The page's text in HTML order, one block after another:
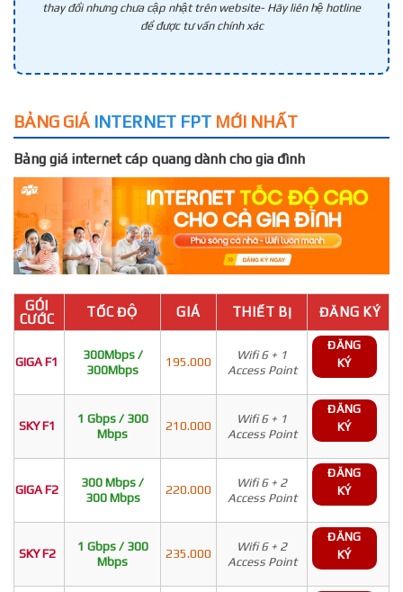
thay đổi nhưng chưa cập nhật trên website- Hãy liên hệ hotline
để được tư vấn chính xác
BẢNG GIÁ INTERNET FPT MỚI NHẤT
Bảng giá internet cáp quang dành cho gia đình
GÓI
CƯỚC
TỐC ĐỘ GIÁ THIẾT BỊ ĐĂNG KÝ
GIGA F1
300Mbps /
300Mbps
195.000
Wifi 6 + 1
Access Point
ĐĂNG
KÝ
SKY F1
1 Gbps / 300
Mbps
210.000
Wifi 6 + 1
Access Point
ĐĂNG
KÝ
GIGA F2
300 Mbps /
300 Mbps
220.000
Wifi 6 + 2
Access Point
ĐĂNG
KÝ
SKY F2
1 Gbps / 300
Mbps
235.000
Wifi 6 + 2
Access Point
ĐĂNG
KÝ